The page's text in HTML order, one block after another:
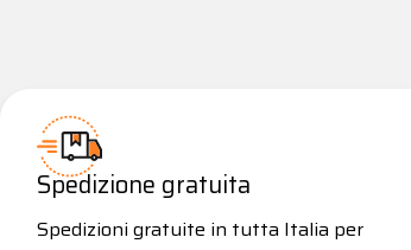
Spedizione gratuita
Spedizioni gratuite in tutta Italia per